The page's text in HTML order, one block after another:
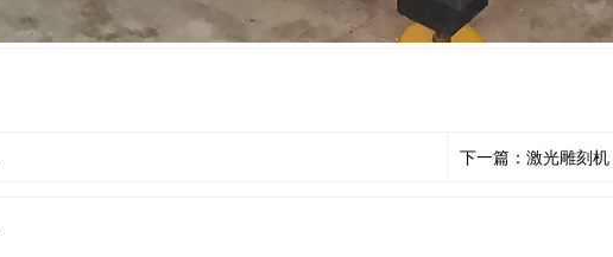
下一篇：激光雕刻机